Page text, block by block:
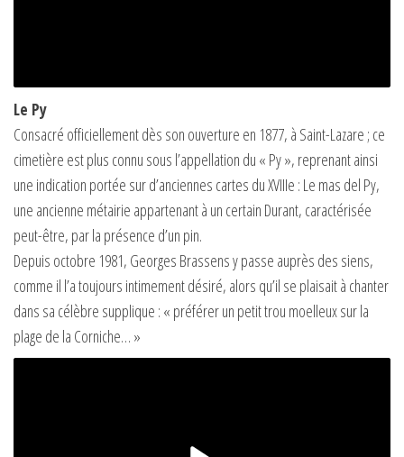
Le Py
Consacré officiellement dès son ouverture en 1877, à Saint-Lazare ; ce
cimetière est plus connu sous l’appellation du « Py », reprenant ainsi
une indication portée sur d’anciennes cartes du XVIIIe : Le mas del Py,
une ancienne métairie appartenant à un certain Durant, caractérisée
peut-être, par la présence d’un pin.
Depuis octobre 1981, Georges Brassens y passe auprès des siens,
comme il l’a toujours intimement désiré, alors qu’il se plaisait à chanter
dans sa célèbre supplique : « préférer un petit trou moelleux sur la
plage de la Corniche… »